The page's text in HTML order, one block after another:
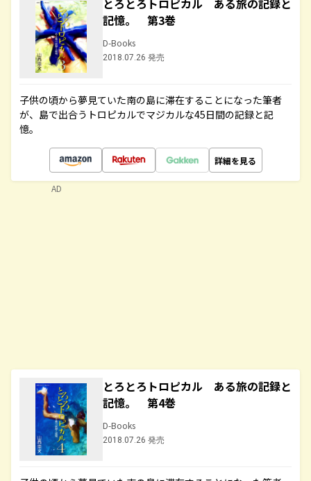
とろとろトロピカル ある旅の記録と
記憶。 第3巻
D-Books
2018.07.26 発売
子供の頃から夢見ていた南の島に滞在することになった筆者
が、島で出合うトロピカルでマジカルな45日間の記録と記
憶。
詳細を見る
とろとろトロピカル ある旅の記録と
記憶。 第4巻
D-Books
2018.07.26 発売
AD